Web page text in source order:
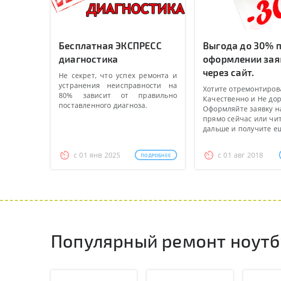
Бесплатная ЭКСПРЕСС
диагностика
Не секрет, что успех ремонта и
устранения неисправности на
80% зависит от правильно
поставленного диагноза.
с 01 янв 2025 ПОДРОБНЕЕ
Выгода до 30%
оформлении
через сайт.
Хотите
Качественно и Не
Оформляйте заявку
прямо сейчас или
дальше и получите
с 01 авг 2018
Популярный ремонт